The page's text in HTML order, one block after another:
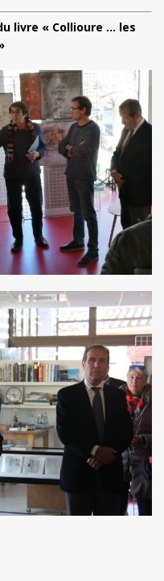
livre « Collioure … les